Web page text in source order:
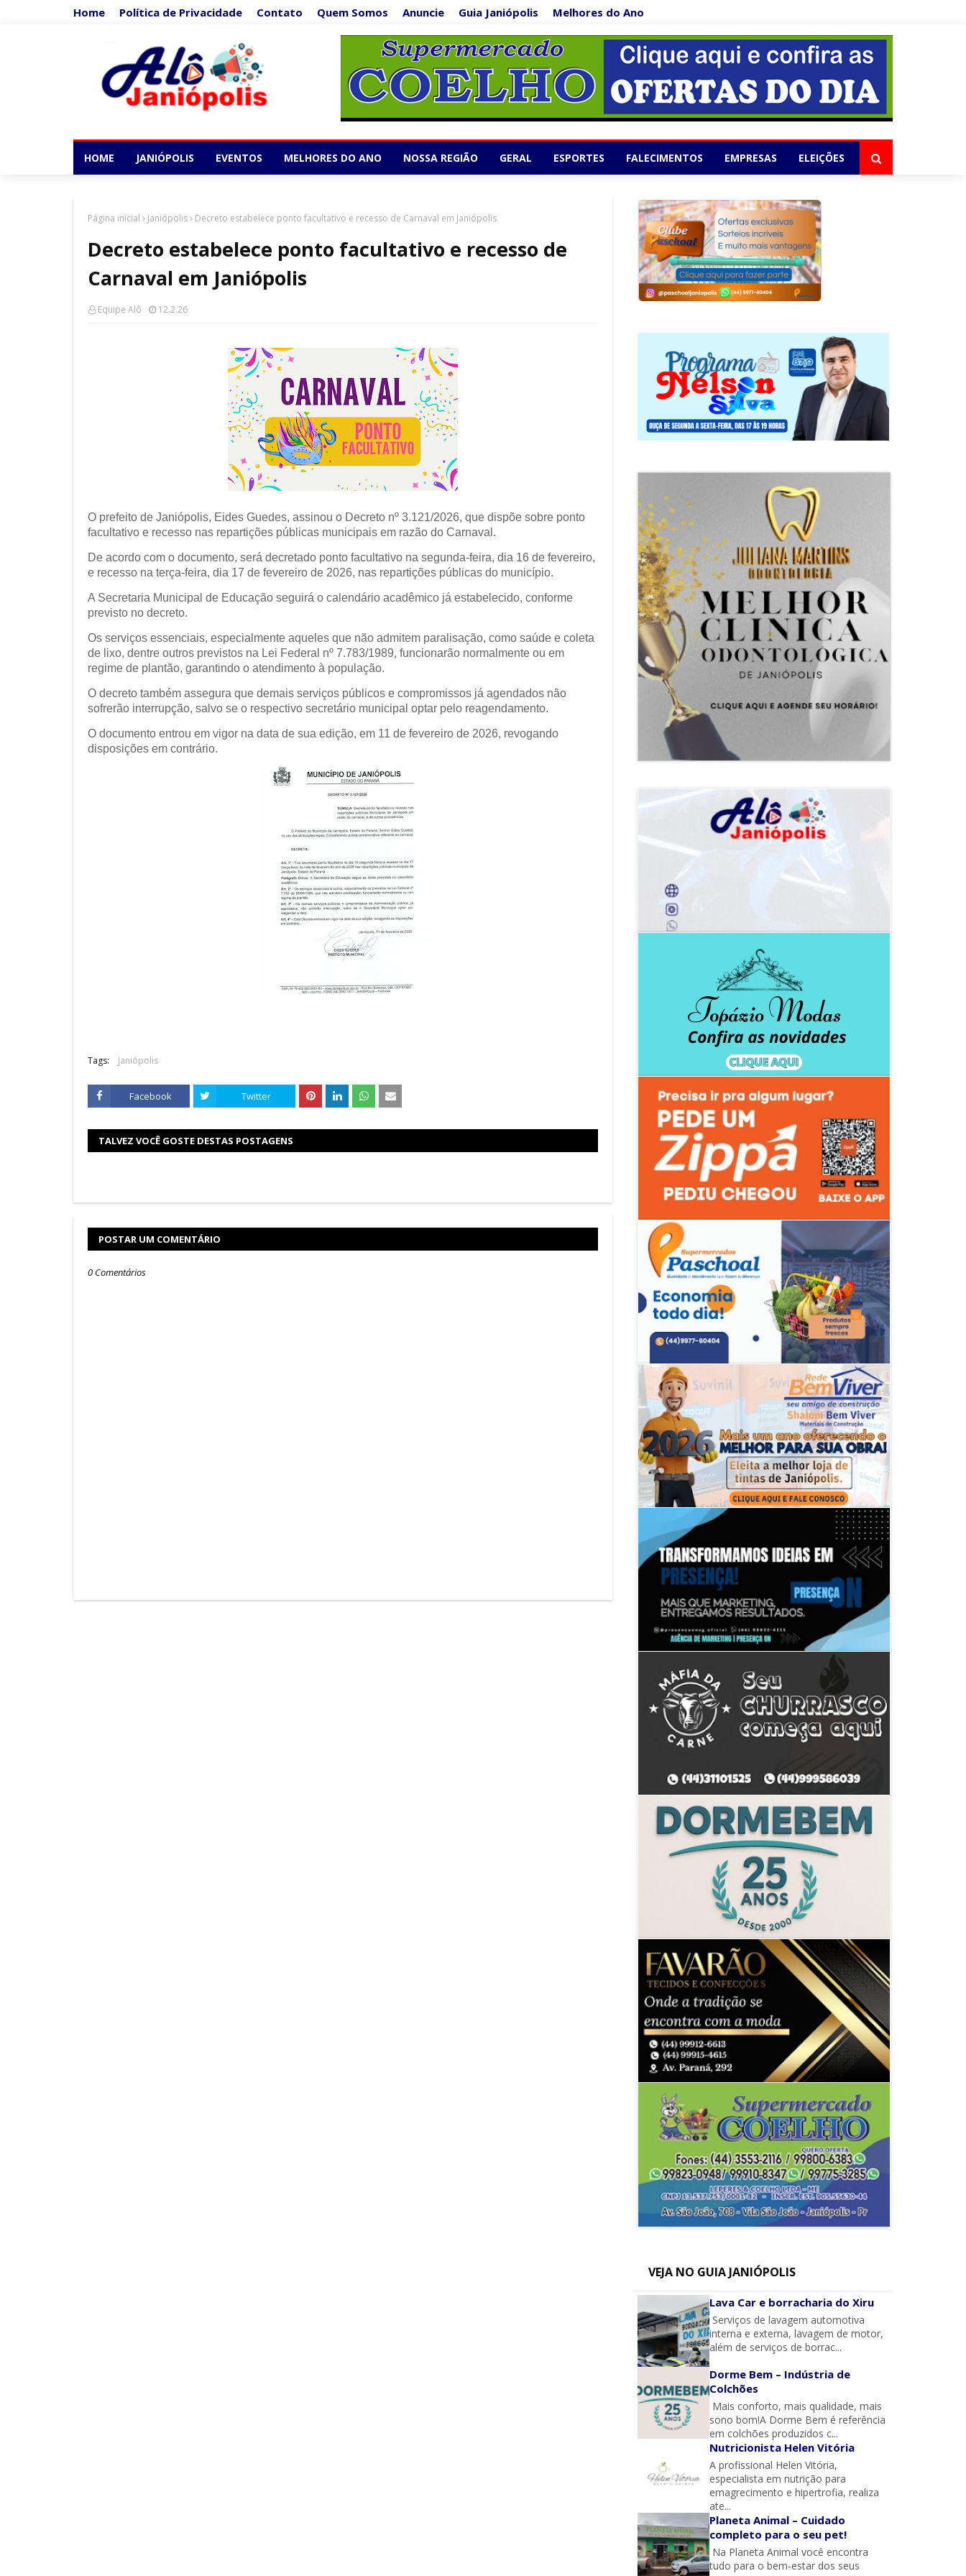
Home Política de Privacidade Contato Quem Somos Anuncie Guia Janiópolis Melhores do Ano
HOME JANIÓPOLIS EVENTOS MELHORES DO ANO NOSSA REGIÃO GERAL ESPORTES FALECIMENTOS EMPRESAS ELEIÇÕES
Página inicial Janiópolis Decreto estabelece ponto facultativo e recesso de Carnaval em Janiópolis
Decreto estabelece ponto facultativo e recesso de
Carnaval em Janiópolis
Equipe Alô 12.2.26
O prefeito de Janiópolis, Eides Guedes, assinou o Decreto nº 3.121/2026, que dispõe sobre ponto
facultativo e recesso nas repartições públicas municipais em razão do Carnaval.
De acordo com o documento, será decretado ponto facultativo na segunda-feira, dia 16 de fevereiro,
e recesso na terça-feira, dia 17 de fevereiro de 2026, nas repartições públicas do município.
A Secretaria Municipal de Educação seguirá o calendário acadêmico já estabelecido, conforme
previsto no decreto.
Os serviços essenciais, especialmente aqueles que não admitem paralisação, como saúde e coleta
de lixo, dentre outros previstos na Lei Federal nº 7.783/1989, funcionarão normalmente ou em
regime de plantão, garantindo o atendimento à população.
O decreto também assegura que demais serviços públicos e compromissos já agendados não
sofrerão interrupção, salvo se o respectivo secretário municipal optar pelo reagendamento.
O documento entrou em vigor na data de sua edição, em 11 de fevereiro de 2026, revogando
disposições em contrário.
Tags: Janiópolis
Facebook Twitter
TALVEZ VOCÊ GOSTE DESTAS POSTAGENS
POSTAR UM COMENTÁRIO
0 Comentários
VEJA NO GUIA JANIÓPOLIS
Lava Car e borracharia do Xiru
Serviços de lavagem automotiva
interna e externa, lavagem de motor,
além de serviços de borrac...
Dorme Bem – Indústria de
Colchões
Mais conforto, mais qualidade, mais
sono bom!A Dorme Bem é referência
em colchões produzidos c...
Nutricionista Helen Vitória
A profissional Helen Vitória,
especialista em nutrição para
emagrecimento e hipertrofia, realiza
ate...
Planeta Animal – Cuidado
completo para o seu pet!
Na Planeta Animal você encontra
tudo para o bem-estar dos seus